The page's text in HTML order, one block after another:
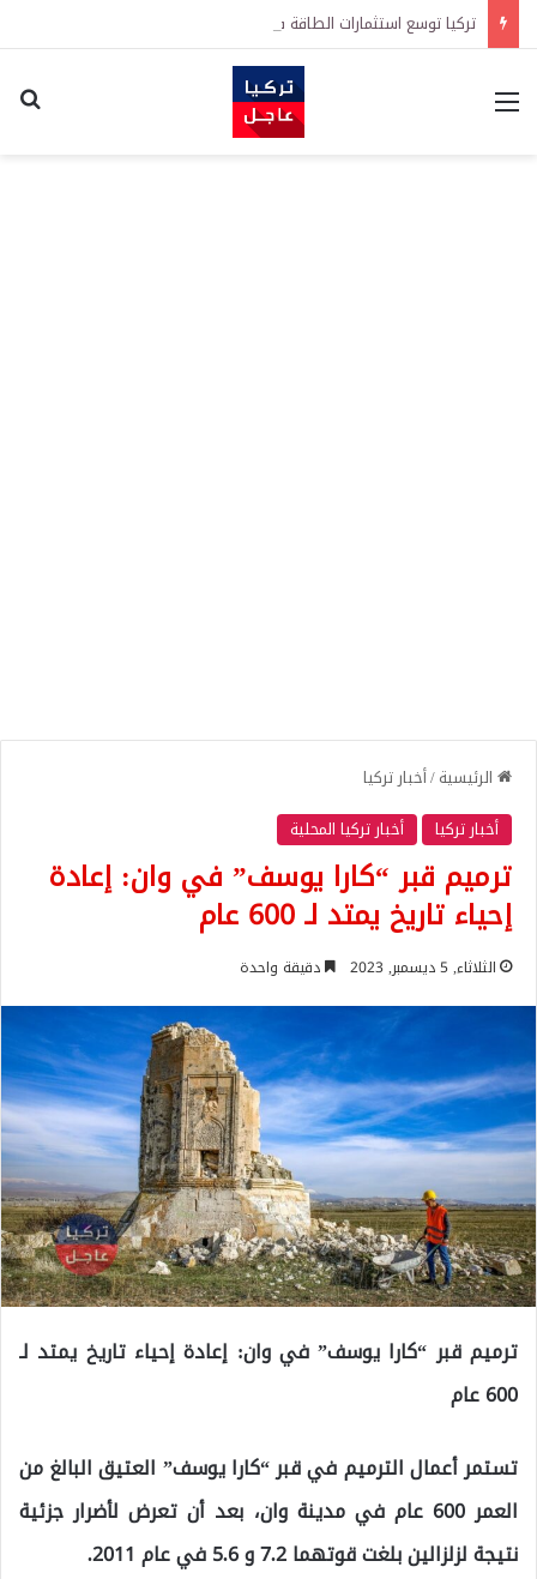
تركيا توسع استثمارات الطاقة في 3 قارات وتكشف هدفاً كبيراً
القائمة
الرئيسية/أخبار تركيا
أخبار تركيا
أخبار تركيا المحلية
ترميم قبر “كارا يوسف” في وان: إعادة
إحياء تاريخ يمتد لـ 600 عام
الثلاثاء, 5 ديسمبر, 2023 دقيقة واحدة
ترميم قبر “كارا يوسف” في وان: إعادة إحياء تاريخ يمتد لـ
600 عام
تستمر أعمال الترميم في قبر “كارا يوسف” العتيق البالغ من
العمر 600 عام في مدينة وان، بعد أن تعرض لأضرار جزئية
نتيجة لزلزالين بلغت قوتهما 7.2 و 5.6 في عام 2011.